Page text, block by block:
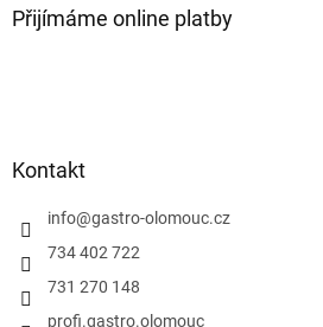
Přijímáme online platby
Kontakt
info@gastro-olomouc.cz
734 402 722
731 270 148
profi.gastro.olomouc